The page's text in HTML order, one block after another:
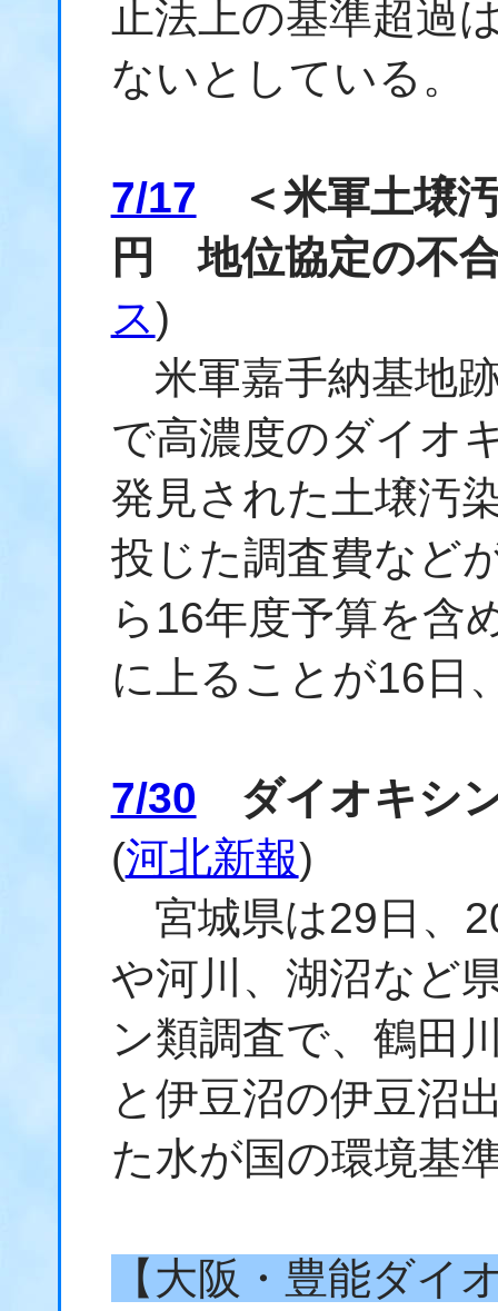
止法上の基準超過
ないとしている。
7/17 ＜米軍土壌
円 地位協定の不
ス)
米軍嘉手納基地
で高濃度のダイオ
発見された土壌汚
投じた調査費など
ら16年度予算を含
に上ることが16日
7/30 ダイオキシ
(河北新報)
宮城県は29日、
や河川、湖沼など
ン類調査で、鶴田
と伊豆沼の伊豆沼
た水が国の環境基
【大阪・豊能ダイ